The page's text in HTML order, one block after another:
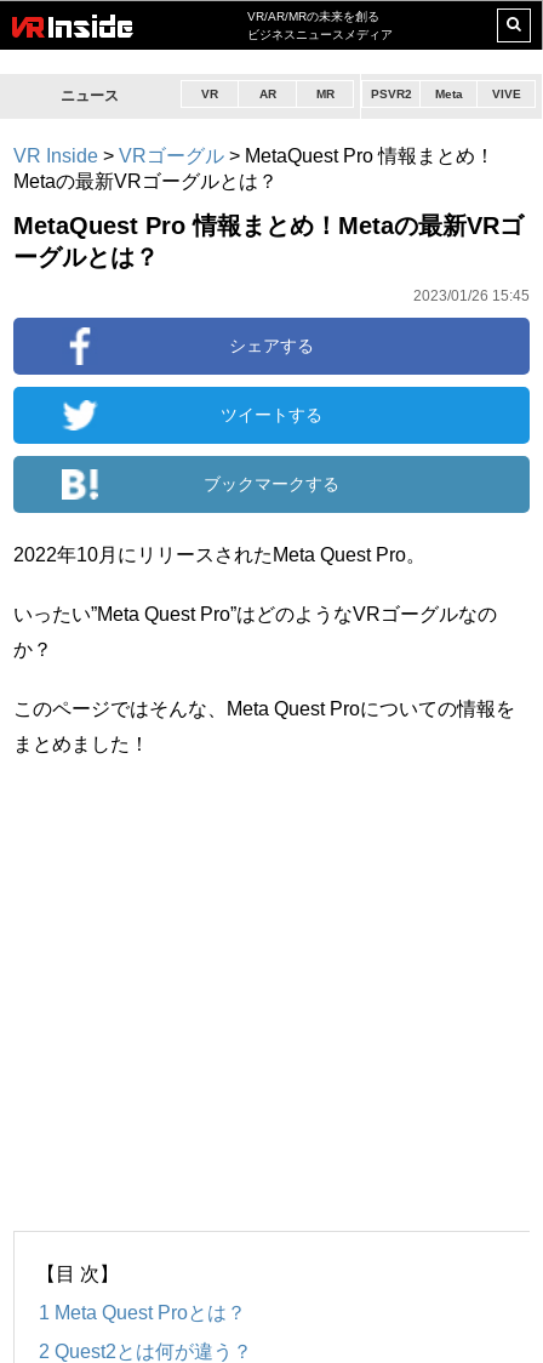
VR/AR/MRの未来を創る
ビジネスニュースメディア
ニュース VR AR MR PSVR2 Meta VIVE
VR Inside >VRゴーグル > MetaQuest Pro 情報まとめ！
Metaの最新VRゴーグルとは？
MetaQuest Pro 情報まとめ！Metaの最新VRゴ
ーグルとは？
2023/01/26 15:45
シェアする
ツイートする
ブックマークする
2022年10月にリリースされたMeta Quest Pro。
いったい”Meta Quest Pro”はどのようなVRゴーグルなの
か？
このページではそんな、Meta Quest Proについての情報を
まとめました！
【目 次】
1 Meta Quest Proとは？
2 Quest2とは何が違う？